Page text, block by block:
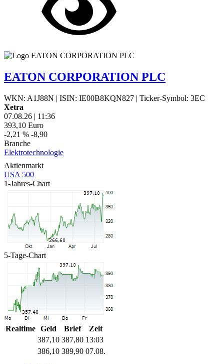
EATON CORPORATION PLC
WKN: A1J88N | ISIN: IE00B8KQN827 | Ticker-Symbol: 3EC
Xetra
07.08.26 | 11:36
393,10 Euro
-2,21 % -8,90
Branche
Elektrotechnologie
Aktienmarkt
USA 500
1-Jahres-Chart
5-Tage-Chart
Realtime Geld Brief
Zeit
387,10 387,80 13:03
386,10 389,90 07.08.